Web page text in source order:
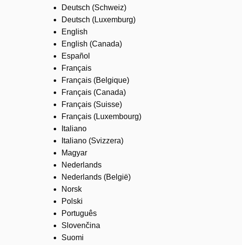
Deutsch (Schweiz)
Deutsch (Luxemburg)
English
English (Canada)
Español
Français
Français (Belgique)
Français (Canada)
Français (Suisse)
Français (Luxembourg)
Italiano
Italiano (Svizzera)
Magyar
Nederlands
Nederlands (België)
Norsk
Polski
Português
Slovenčina
Suomi